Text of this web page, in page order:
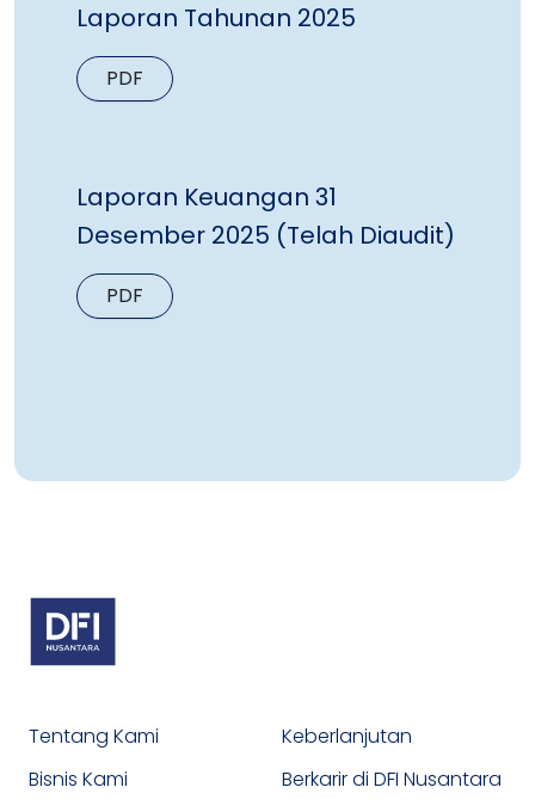
Laporan Tahunan 2025
PDF
Laporan Keuangan 31
Desember 2025 (Telah Diaudit)
PDF
Tentang Kami
Bisnis Kami
Keberlanjutan
Berkarir di DFI Nusantara